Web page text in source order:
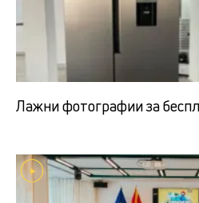
Лажни фотографии за